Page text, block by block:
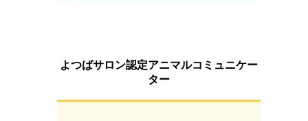
よつばサロン認定アニマルコミュニケー
ター